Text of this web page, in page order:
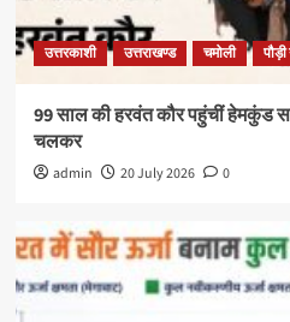
उत्तरकाशी उत्तराखण्ड चमोली
99 साल की हरवंत कौर पहुंचीं हेमकुंड
चलकर
admin 20 July 2026 0